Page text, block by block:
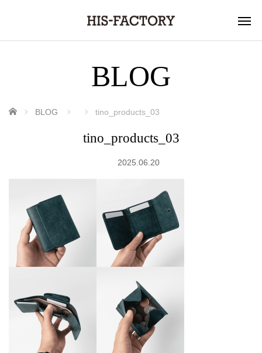
BLOG
ホーム BLOG tino_products_03
tino_products_03
2025.06.20